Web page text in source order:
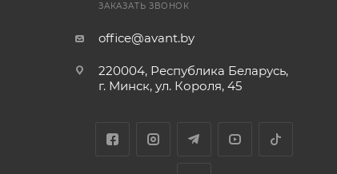
ЗАКАЗАТЬ ЗВОНОК
office@avant.by
220004, Республика Беларусь,
г. Минск, ул. Короля, 45